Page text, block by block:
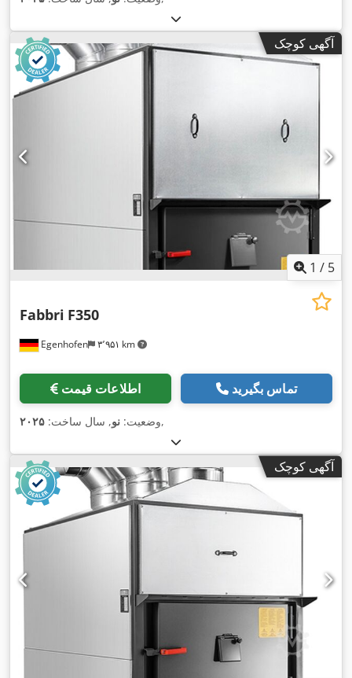
آگهی کوچک
1 / 5
Egenhofen ۳٬۹۵۱ km
Fabbri F350
اطلاعات قیمت تماس بگیرید
وضعیت: نو, سال ساخت: ۲۰۲۵ ,
آگهی کوچک